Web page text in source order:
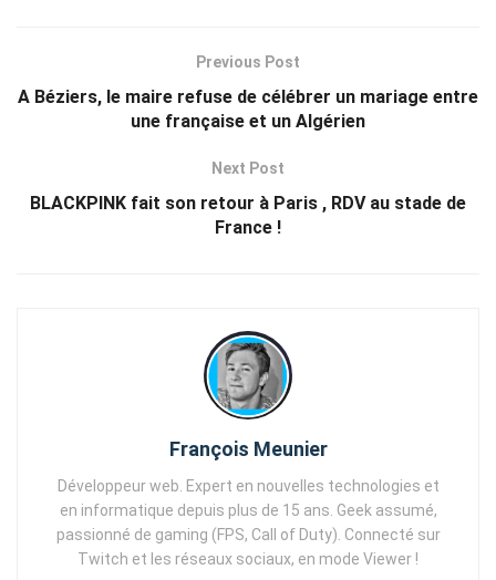
Previous Post
A Béziers, le maire refuse de célébrer un mariage entre
une française et un Algérien
Next Post
BLACKPINK fait son retour à Paris , RDV au stade de
France !
François Meunier
Développeur web. Expert en nouvelles technologies et
en informatique depuis plus de 15 ans. Geek assumé,
passionné de gaming (FPS, Call of Duty). Connecté sur
Twitch et les réseaux sociaux, en mode Viewer !